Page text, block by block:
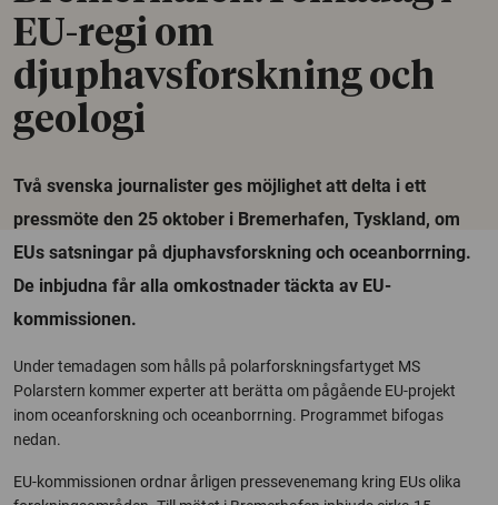
EU-regi om
djuphavsforskning och
geologi
Två svenska journalister ges möjlighet att delta i ett
pressmöte den 25 oktober i Bremerhafen, Tyskland, om
EUs satsningar på djuphavsforskning och oceanborrning.
De inbjudna får alla omkostnader täckta av EU-
kommissionen.
Under temadagen som hålls på polarforskningsfartyget MS
Polarstern kommer experter att berätta om pågående EU-projekt
inom oceanforskning och oceanborrning. Programmet bifogas
nedan.
EU-kommissionen ordnar årligen pressevenemang kring EUs olika